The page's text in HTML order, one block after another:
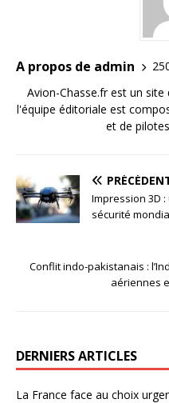
A propos de admin
Avion-Chasse.fr est un
l'équipe éditoriale est
et de
Impression 3D
sécurité
Conflit indo-pakistanais :
aériennes
DERNIERS ARTICLES
La France face au choix